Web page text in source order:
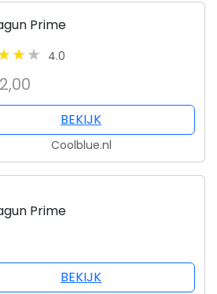
Prime
4.0
BEKIJK
Coolblue.nl
Prime
BEKIJK